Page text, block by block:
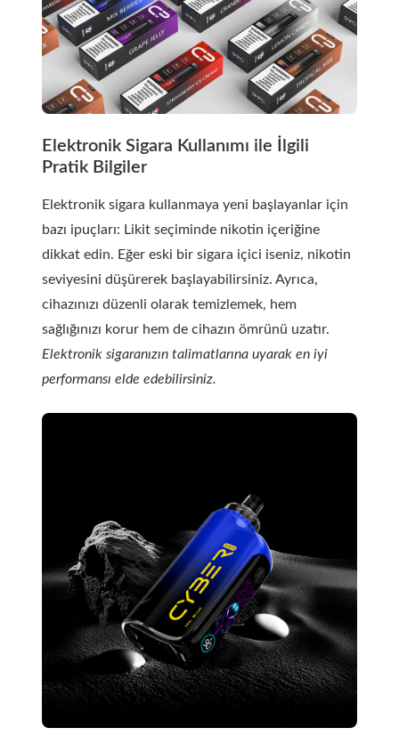
Elektronik Sigara Kullanımı ile İlgili
Pratik Bilgiler
Elektronik sigara kullanmaya yeni başlayanlar için
bazı ipuçları: Likit seçiminde nikotin içeriğine
dikkat edin. Eğer eski bir sigara içici iseniz, nikotin
seviyesini düşürerek başlayabilirsiniz. Ayrıca,
cihazınızı düzenli olarak temizlemek, hem
sağlığınızı korur hem de cihazın ömrünü uzatır.
Elektronik sigaranızın talimatlarına uyarak en iyi
performansı elde edebilirsiniz.